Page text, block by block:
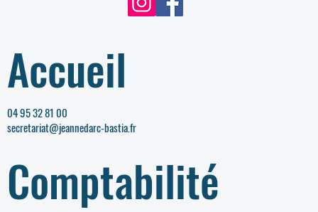
Accueil
04 95 32 81 00
secretariat@jeannedarc-bastia.fr
Comptabilité